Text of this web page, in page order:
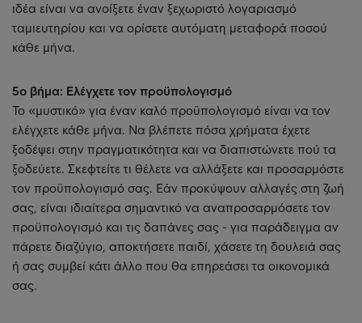
ιδέα είναι να ανοίξετε έναν ξεχωριστό λογαριασμό
ταμιευτηρίου και να ορίσετε αυτόματη μεταφορά ποσού
κάθε μήνα.
5ο βήμα: Ελέγχετε τον προϋπολογισμό
Το «μυστικό» για έναν καλό προϋπολογισμό είναι να τον
ελέγχετε κάθε μήνα. Να βλέπετε πόσα χρήματα έχετε
ξοδέψει στην πραγματικότητα και να διαπιστώνετε πού τα
ξοδεύετε. Σκεφτείτε τι θέλετε να αλλάξετε και προσαρμόστε
τον προϋπολογισμό σας. Εάν προκύψουν αλλαγές στη ζωή
σας, είναι ιδιαίτερα σημαντικό να αναπροσαρμόσετε τον
προϋπολογισμό και τις δαπάνες σας - για παράδειγμα αν
πάρετε διαζύγιο, αποκτήσετε παιδί, χάσετε τη δουλειά σας
ή σας συμβεί κάτι άλλο που θα επηρεάσει τα οικονομικά
σας.